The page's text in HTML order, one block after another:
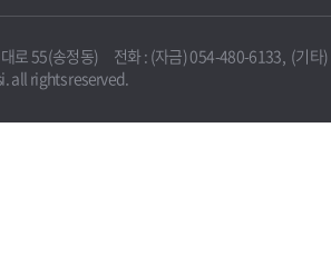
대로 55(송정동) 전화 : (자금) 054-480-6133, (기타
all rights reserved.